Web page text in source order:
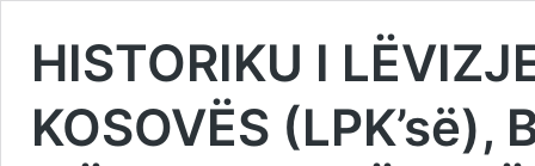
HISTORIKU I
KOSOVËS (LPK’së),